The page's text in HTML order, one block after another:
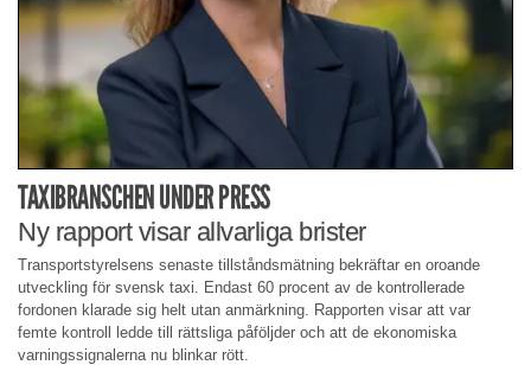
TAXIBRANSCHEN UNDER PRESS
Ny rapport visar allvarliga brister
Transportstyrelsens senaste tillståndsmätning bekräftar en oroande
utveckling för svensk taxi. Endast 60 procent av de kontrollerade
fordonen klarade sig helt utan anmärkning. Rapporten visar att var
femte kontroll ledde till rättsliga påföljder och att de ekonomiska
varningssignalerna nu blinkar rött.